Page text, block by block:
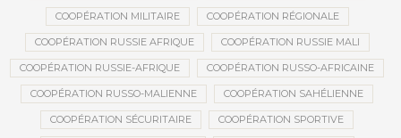
COOPÉRATION MILITAIRE COOPÉRATION RÉGIONALE
COOPÉRATION RUSSIE AFRIQUE COOPÉRATION RUSSIE MALI
COOPÉRATION RUSSIE-AFRIQUE COOPÉRATION RUSSO-AFRICAINE
COOPÉRATION RUSSO-MALIENNE COOPÉRATION SAHÉLIENNE
COOPÉRATION SÉCURITAIRE COOPÉRATION SPORTIVE